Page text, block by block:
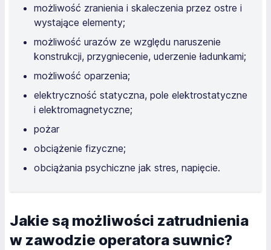
możliwość zranienia i skaleczenia przez ostre i
wystające elementy;
możliwość urazów ze względu naruszenie
konstrukcji, przygniecenie, uderzenie ładunkami;
możliwość oparzenia;
elektryczność statyczna, pole elektrostatyczne
i elektromagnetyczne;
pożar
obciążenie fizyczne;
obciążania psychiczne jak stres, napięcie.
Jakie są możliwości zatrudnienia
w zawodzie operatora suwnic?